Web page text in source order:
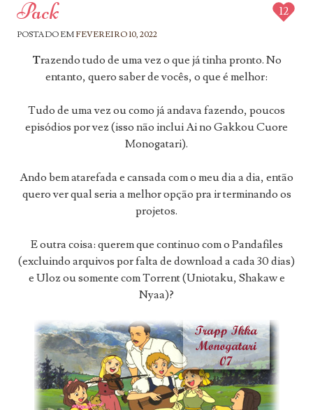
Pack
POSTADO EM FEVEREIRO 10, 2022
12
Trazendo tudo de uma vez o que já tinha pronto. No
entanto, quero saber de vocês, o que é melhor:
Tudo de uma vez ou como já andava fazendo, poucos
episódios por vez (isso não inclui Ai no Gakkou Cuore
Monogatari).
Ando bem atarefada e cansada com o meu dia a dia, então
quero ver qual seria a melhor opção pra ir terminando os
projetos.
E outra coisa: querem que continuo com o Pandafiles
(excluindo arquivos por falta de download a cada 30 dias)
e Uloz ou somente com Torrent (Uniotaku, Shakaw e
Nyaa)?